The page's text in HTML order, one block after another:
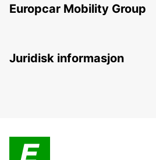
Europcar Mobility Group
Juridisk informasjon